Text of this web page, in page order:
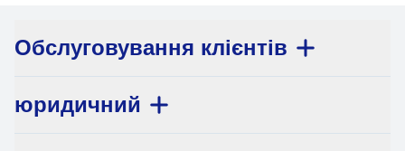
Обслуговування клієнтів
юридичний